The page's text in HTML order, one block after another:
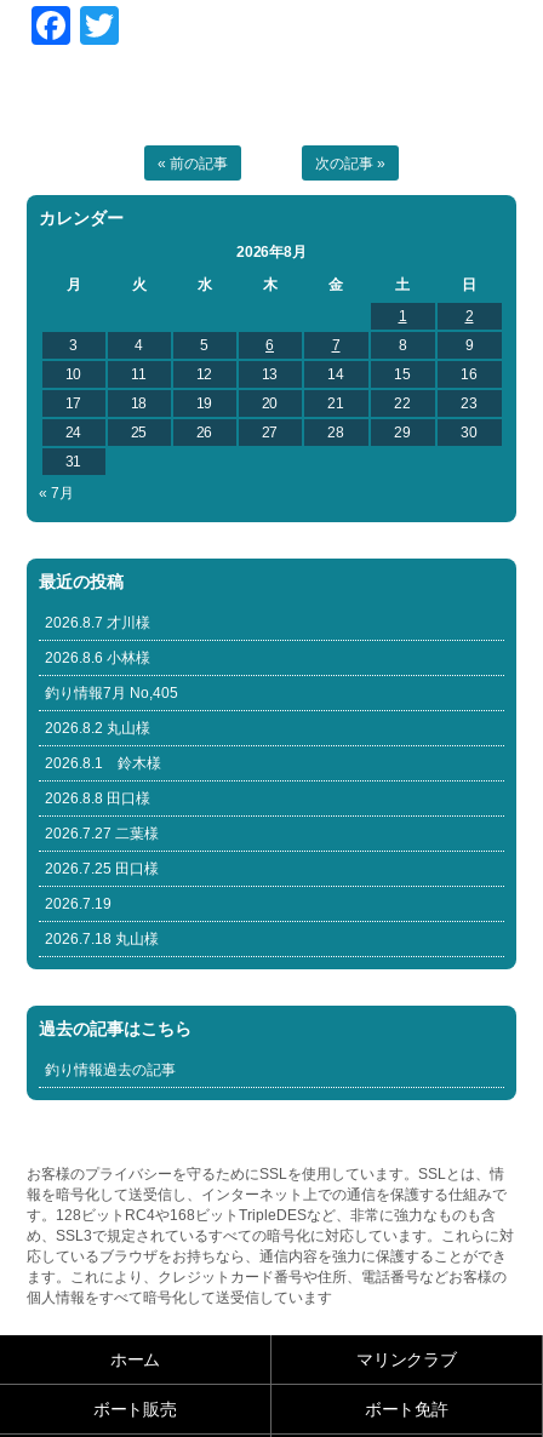
Facebook
« 前の記事 次の記事 »
カレンダー
2026年8月
月
火 水 木 金 土
日
1
2
3
4 5 6 7 8
9
10
11 12 13 14 15
16
17
18 19 20 21 22
23
24
25 26 27 28 29
30
31
« 7月
最近の投稿
2026.8.7 才川様
2026.8.6 小林様
釣り情報7月 No,405
2026.8.2 丸山様
2026.8.1 鈴木様
2026.8.8 田口様
2026.7.27 二葉様
2026.7.25 田口様
2026.7.19
2026.7.18 丸山様
過去の記事はこちら
釣り情報過去の記事
お客様のプライバシーを守るためにSSLを使用しています。SSLとは、情
報を暗号化して送受信し、インターネット上での通信を保護する仕組みで
す。128ビットRC4や168ビットTripleDESなど、非常に強力なものも含
め、SSL3で規定されているすべての暗号化に対応しています。これらに対
応しているブラウザをお持ちなら、通信内容を強力に保護することができ
ます。これにより、クレジットカード番号や住所、電話番号などお客様の
個人情報をすべて暗号化して送受信しています
ホーム マリンクラブ
ボート販売 ボート免許